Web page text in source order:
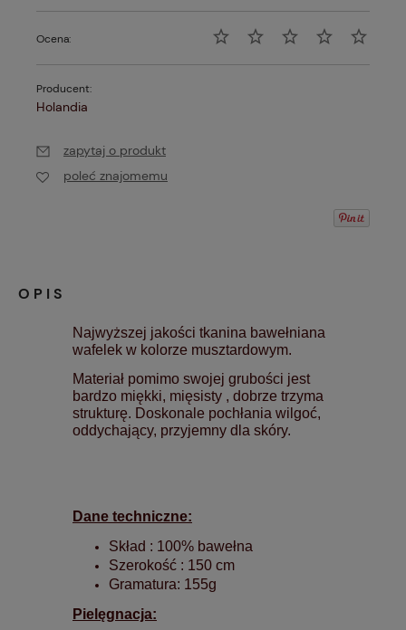
Ocena:
Producent:
Holandia
zapytaj o produkt
poleć znajomemu
OPIS
Najwyższej jakości tkanina bawełniana
wafelek w kolorze musztardowym.
Materiał pomimo swojej grubości jest
bardzo miękki, mięsisty , dobrze trzyma
strukturę. Doskonale pochłania wilgoć,
oddychający, przyjemny dla skóry.
Dane techniczne:
Skład : 100% bawełna
Szerokość : 150 cm
Gramatura: 155g
Pielęgnacja: